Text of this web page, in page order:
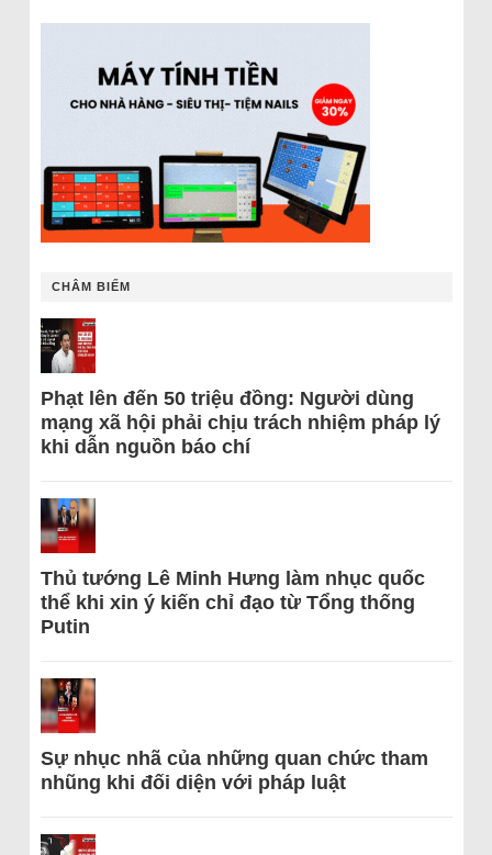
CHÂM BIẾM
Phạt lên đến 50 triệu đồng: Người dùng
mạng xã hội phải chịu trách nhiệm pháp lý
khi dẫn nguồn báo chí
Thủ tướng Lê Minh Hưng làm nhục quốc
thể khi xin ý kiến chỉ đạo từ Tổng thống
Putin
Sự nhục nhã của những quan chức tham
nhũng khi đối diện với pháp luật